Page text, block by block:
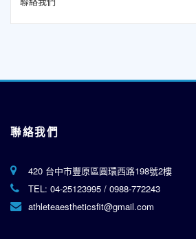
聯絡我們
420 台中市豐原區圓環西路198號2樓
TEL: 04-25123995 / 0988-772243
athleteaestheticsfit@gmail.com